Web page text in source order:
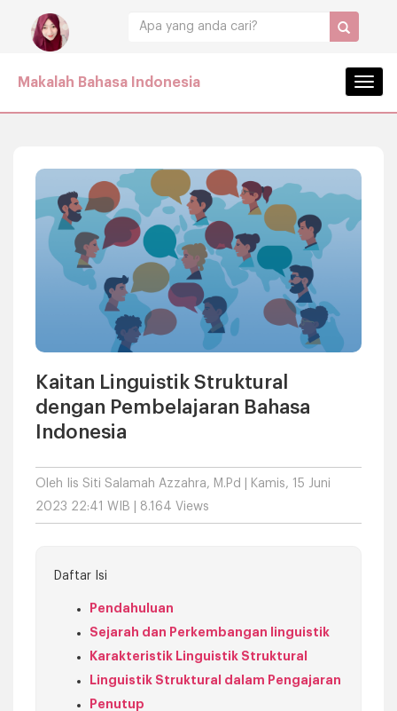
Makalah Bahasa Indonesia
Kaitan Linguistik Struktural
dengan Pembelajaran Bahasa
Indonesia
Oleh Iis Siti Salamah Azzahra, M.Pd
| Kamis, 15 Juni
2023 22:41 WIB | 8.164 Views
Daftar Isi
Pendahuluan
Sejarah dan Perkembangan linguistik
Karakteristik Linguistik Struktural
Linguistik Struktural dalam Pengajaran
Penutup